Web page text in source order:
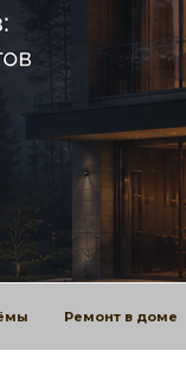
Ремонт в доме